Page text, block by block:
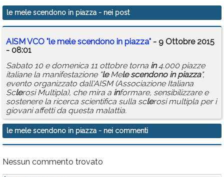
Rubriche
Calendario
Annunci
le mele scendono in piazza - nei post
AISM VCO "lemele scendono in piazza" - 9 Ottobre 2015
- 08:01
Sabato 10 e domenica 11 ottobre torna in4.000 piazze
italiane la manifestazione "leMele scendono in piazza",
evento organizzato dall'AISM (Associazione Italiana
Sclerosi Multipla), che mira a informare, sensibilizzare e
sostenere la ricerca scientifica sulla sclerosi multipla per i
giovani affetti da questa malattia.
le mele scendono in piazza - nei commenti
Nessun commento trovato